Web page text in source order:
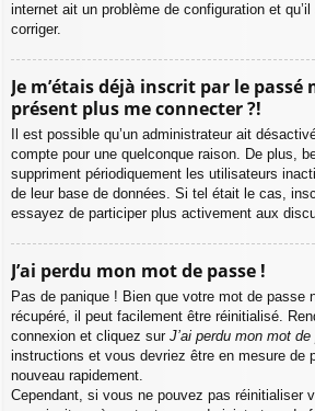
internet ait un problème de configuration et
corriger.
Je m’étais déjà inscrit par le passé
présent plus me connecter ?!
Il est possible qu’un administrateur ait
compte pour une quelconque raison. De plus,
suppriment périodiquement les utilisateurs
de leur base de données. Si tel était le cas,
essayez de participer plus activement aux
J’ai perdu mon mot de passe !
Pas de panique ! Bien que votre mot de passe
récupéré, il peut facilement être réinitialisé.
connexion et cliquez sur J’ai perdu mon mot
instructions et vous devriez être en mesure de
nouveau rapidement.
Cependant, si vous ne pouvez pas réinitialiser